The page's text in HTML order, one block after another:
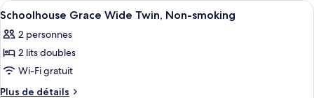
Grace
Corner
Wide
Twin,
Non-
smoking
de
Schoolhouse
Grace
Wide
Twin,
Afficher
toutes
les
photos
pour
ce
Une chambre d’hôtel avec deux lits,
3
Schoolhouse Grace Wide Twin, Non-smoking
2 personnes
2 lits doubles
Wi-Fi gratuit
Plus de détails
Plus